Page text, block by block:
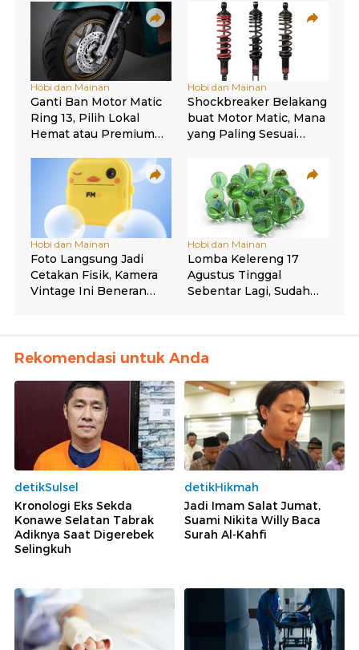
Rekomendasi untuk Anda
detikSulsel
Kronologi Eks Sekda
Konawe Selatan Tabrak
Adiknya Saat Digerebek
Selingkuh
detikHikmah
Jadi Imam Salat Jumat,
Suami Nikita Willy Baca
Surah Al-Kahfi